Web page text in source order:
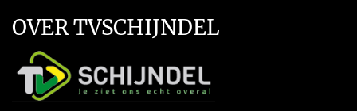
OVER TVSCHIJNDEL